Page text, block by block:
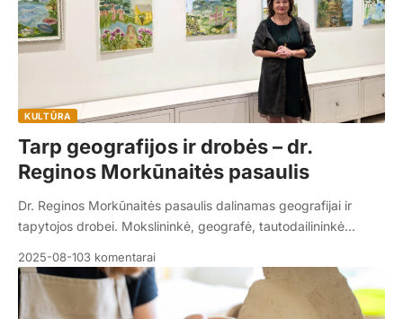
KULTŪRA
Tarp geografijos ir drobės – dr.
Reginos Morkūnaitės pasaulis
Dr. Reginos Morkūnaitės pasaulis dalinamas geografijai ir
tapytojos drobei. Mokslininkė, geografė, tautodailininkė…
2025-08-103 komentarai